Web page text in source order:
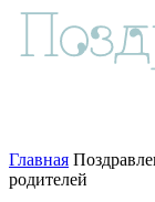
Главная
родителей